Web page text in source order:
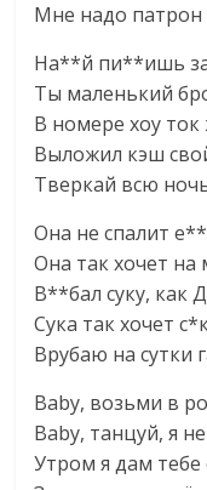
Мне надо патрон
На**й пи**ишь
Ты маленький
В номере хоу ток
Выложил кэш
Тверкай всю
Она не спалит
Она так хочет на
В**бал суку, как
Сука так хочет
Врубаю на сутки
Baby, возьми в
Baby, танцуй, я
Утром я дам